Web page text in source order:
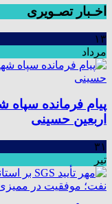
اخـبار تصـویری
۱۳
مرداد
پیام فرمانده
اربعین حسینی
۳۱
تیر